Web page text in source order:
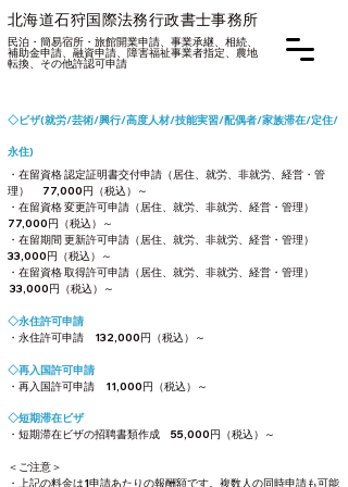
北海道石狩国際法務行政書士事務所
民泊・簡易宿所・旅館開業申請、 事業承継、 相続、
補助金申請、融資申請、 障害福祉事業者指定、 農地
転換、その他許認可申請
◇ビザ(就労/芸術/興行/高度人材/技能実習/配偶者/家族滞在/定住/
永住)
・在留資格 認定証明書交付申請（居住、就労、非就労、経営・管
理） 77,000円（税込）～
・在留資格 変更許可申請（居住、就労、非就労、経営・管理）
77,000円（税込）～
・在留期間 更新許可申請（居住、就労、非就労、経営・管理）
33,000円（税込）～
・在留資格 取得許可申請（居住、就労、非就労、経営・管理）
33,000円（税込）～
◇永住許可申請
・永住許可申請 132,000円（税込）～
◇再入国許可申請
・再入国許可申請 11,000円（税込）～
◇短期滞在ビザ
・短期滞在ビザの招聘書類作成 55,000円（税込）～
＜ご注意＞
・上記の料金は1申請あたりの報酬額です。複数人の同時申請も可能